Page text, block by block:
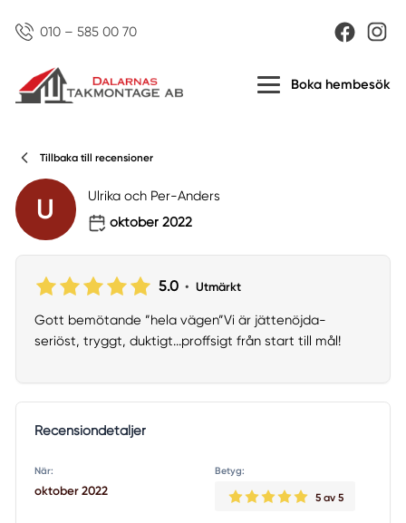
010 – 585 00 70
Boka hembesök
Tillbaka till recensioner
U
Ulrika och Per-Anders
oktober 2022
5.0 • Utmärkt
Gott bemötande ”hela vägen”Vi är jättenöjda-
seriöst, tryggt, duktigt...proffsigt från start till mål!
Recensiondetaljer
När:
oktober 2022
Betyg:
5 av 5